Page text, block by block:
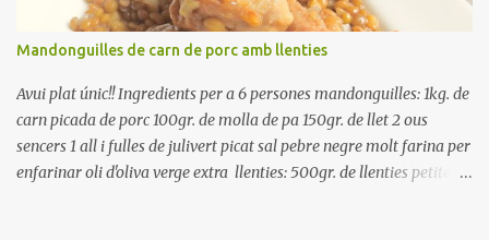
Mandonguilles de carn de porc amb llenties
Avui plat únic!! Ingredients per a 6 persones mandonguilles: 1kg. de
carn picada de porc 100gr. de molla de pa 150gr. de llet 2 ous
sencers 1 all i fulles de julivert picat sal pebre negre molt farina per
enfarinar oli d'oliva verge extra llenties: 500gr. de llenties petites